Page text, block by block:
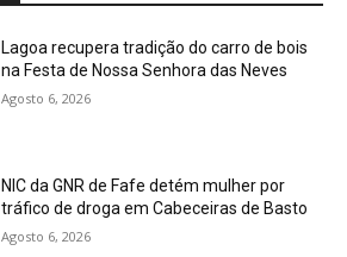
Lagoa recupera tradição do carro de bois
na Festa de Nossa Senhora das Neves
Agosto 6, 2026
NIC da GNR de Fafe detém mulher por
tráfico de droga em Cabeceiras de Basto
Agosto 6, 2026